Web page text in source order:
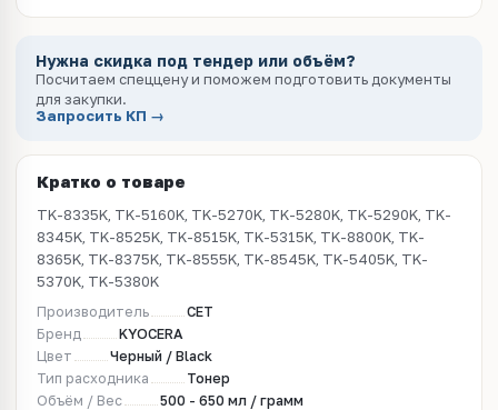
Нужна скидка под тендер или объём?
Посчитаем спеццену и поможем подготовить документы
для закупки.
Запросить КП →
Кратко о товаре
TK-8335K, TK-5160K, TK-5270K, TK-5280K, TK-5290K, TK-
8345K, TK-8525K, TK-8515K, TK-5315K, TK-8800K, TK-
8365K, TK-8375K, TK-8555K, TK-8545K, TK-5405K, TK-
5370K, TK-5380K
Производитель
CET
Бренд
KYOCERA
Цвет
Черный / Black
Тип расходника
Тонер
Объём / Вес
500 - 650 мл / грамм